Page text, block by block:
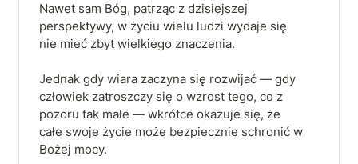
Nawet sam Bóg, patrząc z dzisiejszej
perspektywy, w życiu wielu ludzi wydaje się
nie mieć zbyt wielkiego znaczenia.
Jednak gdy wiara zaczyna się rozwijać — gdy
człowiek zatroszczy się o wzrost tego, co z
pozoru tak małe — wkrótce okazuje się, że
całe swoje życie może bezpiecznie schronić w
Bożej mocy.